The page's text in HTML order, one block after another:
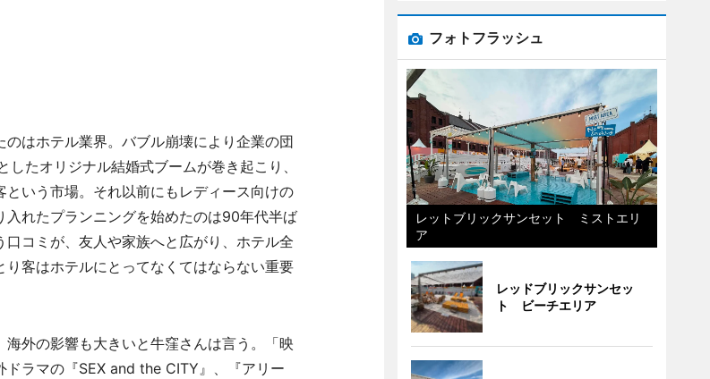
はホテル業界。バブル崩壊により企業の団
たオリジナル結婚式ブームが巻き起こり、
いう市場。それ以前にもレディース向けの
れたプランニングを始めたのは90年代半ば
コミが、友人や家族へと広がり、ホテル全
客はホテルにとってなくてはならない重要
外の影響も大きいと牛窪さんは言う。「映
ラマの『SEX and the CITY』、『アリー
フォトフラッシュ
レットブリックサンセット ミストエリ
ア
レッドブリックサンセッ
ト ビーチエリア